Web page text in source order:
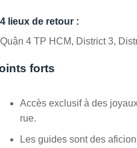
4 lieux de retour :
Quận 4 TP HCM, District 3,
forts
Accès exclusif à des
rue.
Les guides sont des